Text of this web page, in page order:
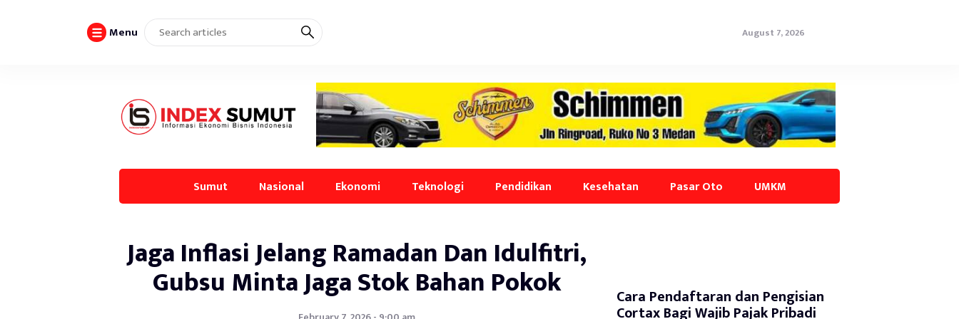
Menu August 7, 2026
Sumut Nasional Ekonomi Teknologi Pendidikan Kesehatan Pasar Oto UMKM
Jaga Inflasi Jelang Ramadan Dan Idulfitri,
Gubsu Minta Jaga Stok Bahan Pokok Cara Pendaftaran dan Pengisian
Cortax Bagi Wajib Pajak Pribadi